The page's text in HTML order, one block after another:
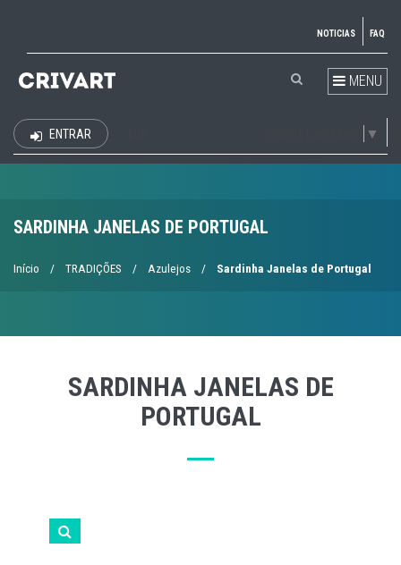
NOTICIAS FAQ
MENU
▼
ENTRAR
SARDINHA JANELAS DE PORTUGAL
Início / TRADIÇÕES / Azulejos / Sardinha Janelas de Portugal
SARDINHA JANELAS DE
PORTUGAL